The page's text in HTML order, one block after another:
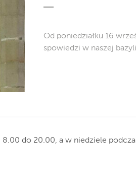
Od poniedziałku 16
spowiedzi w naszej
do 20.00, a w niedziele